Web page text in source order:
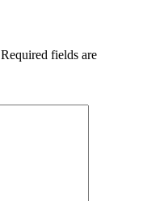
Required fields are